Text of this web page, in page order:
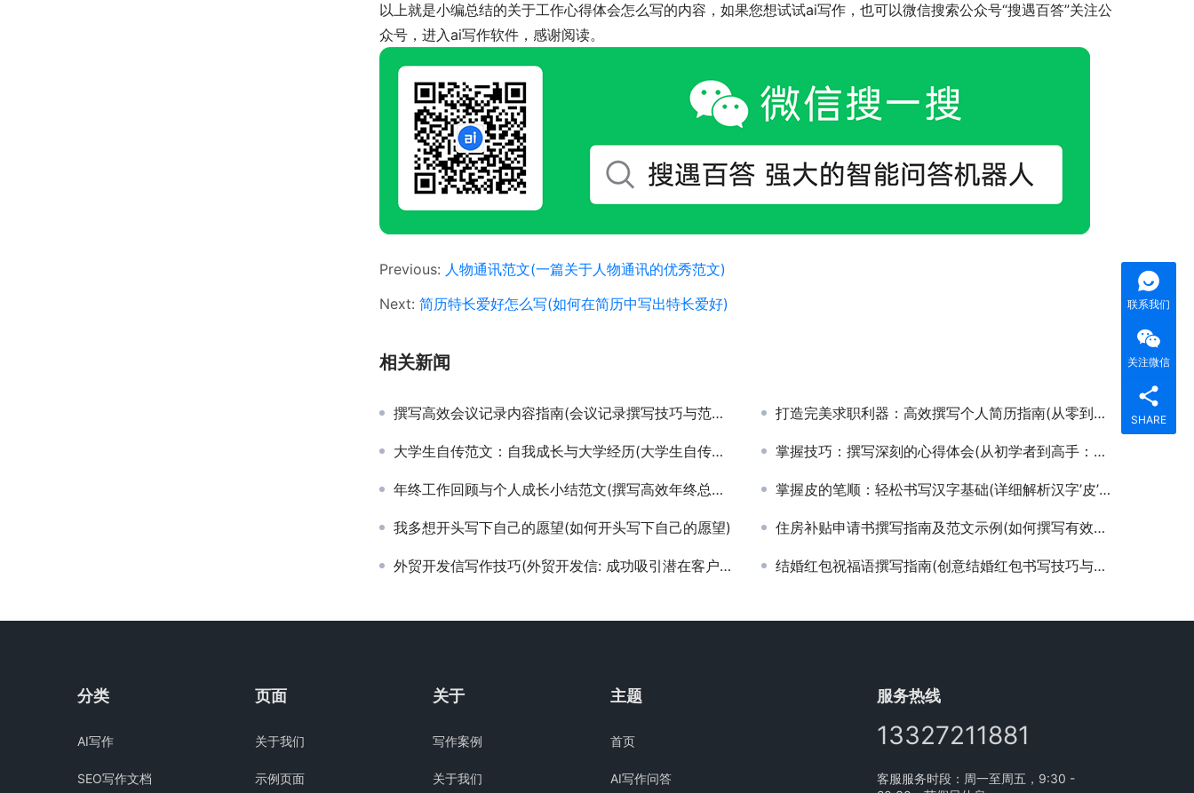
以上就是小编总结的关于工作心得体会怎么写的内容，如果您想试试ai写作，也可以微信搜索公众号“搜遇百答”关注公
众号，进入ai写作软件，感谢阅读。
Previous: 人物通讯范文(一篇关于人物通讯的优秀范文)
Next: 简历特长爱好怎么写(如何在简历中写出特长爱好)
相关新闻
撰写高效会议记录内容指南(会议记录撰写技巧与范文示例) 打造完美求职利器：高效撰写个人简历指南(从零到一：详细步骤教你如何撰写吸引HR的个人简历)
大学生自传范文：自我成长与大学经历(大学生自传范文：个人成长与大学经验的分享) 掌握技巧：撰写深刻的心得体会(从初学者到高手：详细解析心得体会的写作秘诀)
年终工作回顾与个人成长小结范文(撰写高效年终总结，提升职场竞争力的策略与实践) 掌握皮的笔顺：轻松书写汉字基础(详细解析汉字’皮’的正确笔顺与书写技巧)
我多想开头写下自己的愿望(如何开头写下自己的愿望) 住房补贴申请书撰写指南及范文示例(如何撰写有效的住房补贴申请书)
外贸开发信写作技巧(外贸开发信: 成功吸引潜在客户的秘诀) 结婚红包祝福语撰写指南(创意结婚红包书写技巧与范例分享)
分类
AI写作
SEO写作文档
页面
关于我们
示例页面
关于
写作案例
关于我们
主题
首页
AI写作问答
服务热线
13327211881
客服服务时段：周一至周五，9:30 -
联系我们
关注微信
SHARE